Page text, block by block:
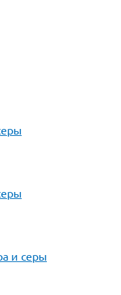
и серы